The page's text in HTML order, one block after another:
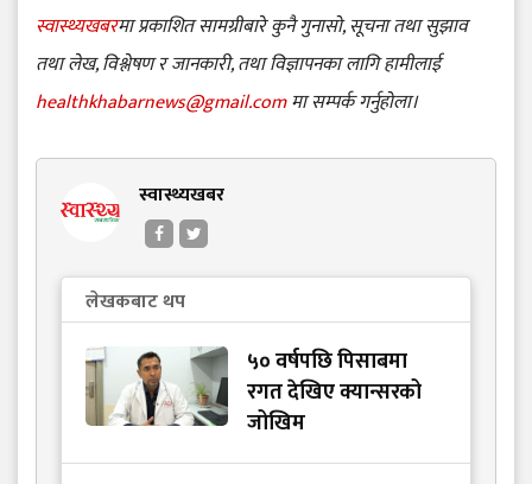
स्वास्थ्यखबरमा प्रकाशित सामग्रीबारे कुनै गुनासो, सूचना तथा सुझाव
तथा लेख, विश्लेषण र जानकारी, तथा विज्ञापनका लागि हामीलाई
healthkhabarnews@gmail.comमा सम्पर्क गर्नुहोला।
स्वास्थ्यखबर
लेखकबाट थप
५० वर्षपछि पिसाबमा
रगत देखिए क्यान्सरको
जोखिम